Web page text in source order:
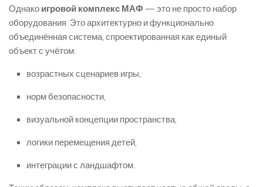
Однако игровой комплекс МАФ — это не просто набор
оборудования. Это архитектурно и функционально
объединённая система, спроектированная как единый
объект с учётом:
возрастных сценариев игры,
норм безопасности,
визуальной концепции пространства,
логики перемещения детей,
интеграции с ландшафтом.